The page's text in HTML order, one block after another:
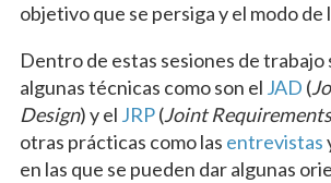
objetivo que se persiga y el modo de
Dentro de estas sesiones de
algunas técnicas como son el JAD (
Design) y el JRP(Joint
otras prácticas como las entrevistas
en las que se pueden dar algunas